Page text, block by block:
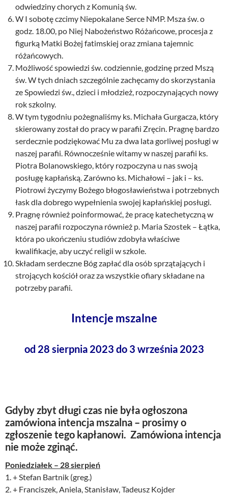
odwiedziny chorych z Komunią św.
W I sobotę czcimy Niepokalane Serce NMP. Msza św. o
godz. 18.00, po Niej Nabożeństwo Różańcowe, procesja z
figurką Matki Bożej fatimskiej oraz zmiana tajemnic
różańcowych.
Możliwość spowiedzi św. codziennie, godzinę przed Mszą
św. W tych dniach szczególnie zachęcamy do skorzystania
ze Spowiedzi św., dzieci i młodzież, rozpoczynających nowy
rok szkolny.
W tym tygodniu pożegnaliśmy ks. Michała Gurgacza, który
skierowany został do pracy w parafii Zręcin. Pragnę bardzo
serdecznie podziękować Mu za dwa lata gorliwej posługi w
naszej parafii. Równocześnie witamy w naszej parafii ks.
Piotra Bolanowskiego, który rozpoczyna u nas swoją
posługę kapłańską. Zarówno ks. Michałowi – jak i – ks.
Piotrowi życzymy Bożego błogosławieństwa i potrzebnych
łask dla dobrego wypełnienia swojej kapłańskiej posługi.
Pragnę również poinformować, że pracę katechetyczną w
naszej parafii rozpoczyna również p. Maria Szostek – Łątka,
która po ukończeniu studiów zdobyła właściwe
kwalifikacje, aby uczyć religii w szkole.
Składam serdeczne Bóg zapłać dla osób sprzątających i
strojących kościół oraz za wszystkie ofiary składane na
potrzeby parafii.
Intencje mszalne
od 28 sierpnia 2023 do 3 września 2023
Gdyby zbyt długi czas nie była ogłoszona
zamówiona intencja mszalna – prosimy o
zgłoszenie tego kapłanowi. Zamówiona intencja
nie może zginąć.
Poniedziałek – 28 sierpień
1. + Stefan Bartnik (greg.)
2. + Franciszek, Aniela, Stanisław, Tadeusz Kojder